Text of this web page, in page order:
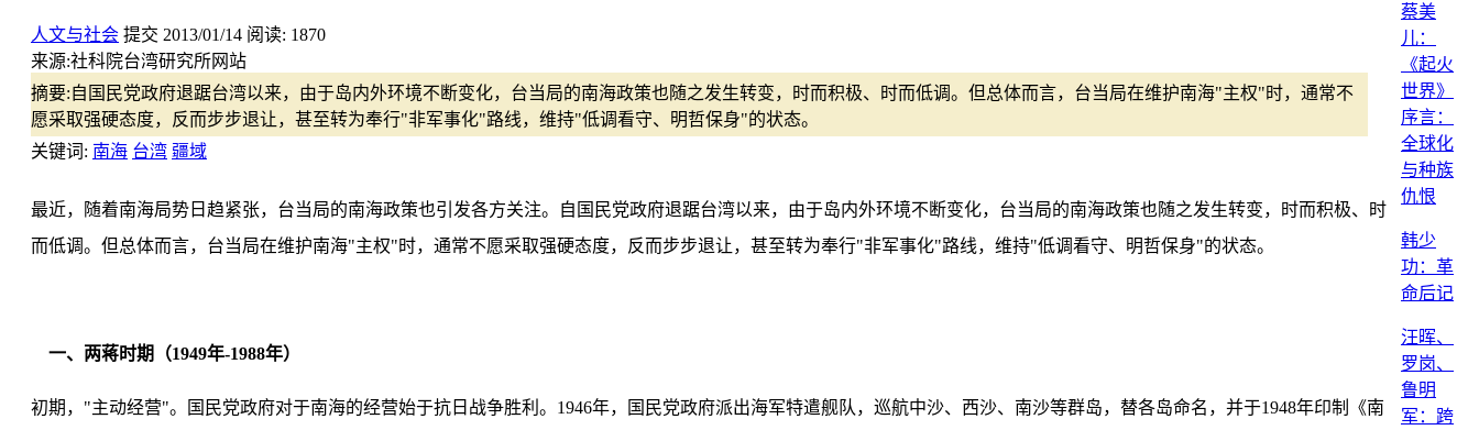
人文与社会 提交 2013/01/14 阅读: 1870
来源:社科院台湾研究所网站
摘要:自国民党政府退踞台湾以来，由于岛内外环境不断变化，台当局的南海政策也随之发生转变，时而积极、时而低调。但总体而言，台当局在维护南海"主权"时，通常不
愿采取强硬态度，反而步步退让，甚至转为奉行"非军事化"路线，维持"低调看守、明哲保身"的状态。
关键词: 南海 台湾 疆域
最近，随着南海局势日趋紧张，台当局的南海政策也引发各方关注。自国民党政府退踞台湾以来，由于岛内外环境不断变化，台当局的南海政策也随之发生转变，时而积极、时
而低调。但总体而言，台当局在维护南海"主权"时，通常不愿采取强硬态度，反而步步退让，甚至转为奉行"非军事化"路线，维持"低调看守、明哲保身"的状态。
一、两蒋时期（1949年-1988年）
初期，"主动经营"。国民党政府对于南海的经营始于抗日战争胜利。1946年，国民党政府派出海军特遣舰队，巡航中沙、西沙、南沙等群岛，替各岛命名，并于1948年印制《南
蔡美
儿：
《起火
世界》
序言：
全球化
与种族
仇恨
韩少
功：革
命后记
汪晖、
罗岗、
鲁明
军：跨